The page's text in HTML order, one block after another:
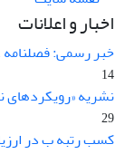
اخبار و اعلانات
خبر رسمی:
14
نشریه «رویکردهای
29
کسب رتبه ب در